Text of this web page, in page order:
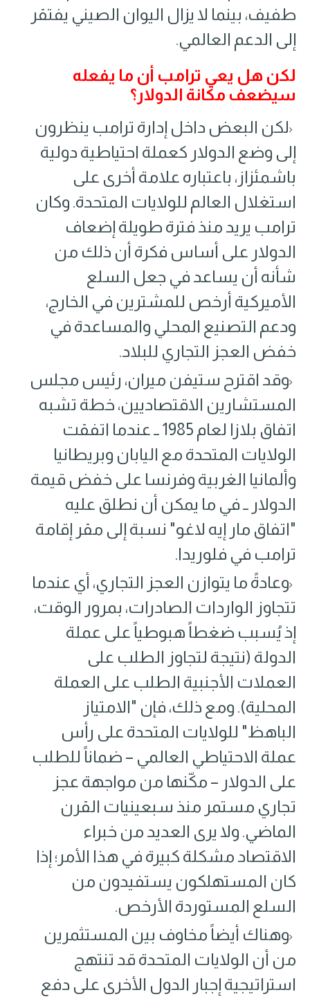
طفيف، بينما لا يزال اليوان الصيني يفتقر
إلى الدعم العالمي.
لكن هل يعي ترامب أن ما يفعله
سيضعف مكانة الدولار؟
لكن البعض داخل إدارة ترامب ينظرون
إلى وضع الدولار كعملة احتياطية دولية
باشمئزاز، باعتباره علامة أخرى على
استغلال العالم للولايات المتحدة. وكان
ترامب يريد منذ فترة طويلة إضعاف
الدولار على أساس فكرة أن ذلك من
شأنه أن يساعد في جعل السلع
الأميركية أرخص للمشترين في الخارج،
ودعم التصنيع المحلي والمساعدة في
خفض العجز التجاري للبلاد.
وقد اقترح ستيفن ميران، رئيس مجلس
المستشارين الاقتصاديين، خطة تشبه
اتفاق بلازا لعام 1985 ــ عندما اتفقت
الولايات المتحدة مع اليابان وبريطانيا
وألمانيا الغربية وفرنسا على خفض قيمة
الدولار ــ في ما يمكن أن نطلق عليه
"اتفاق مار إيه لاغو" نسبة إلى مقر إقامة
ترامب في فلوريدا.
وعادةً ما يتوازن العجز التجاري٬ أي عندما
تتجاوز الواردات الصادرات٬ بمرور الوقت،
إذ يُسبب ضغطاً هبوطياً على عملة
الدولة (نتيجة لتجاوز الطلب على
العملات الأجنبية الطلب على العملة
المحلية). ومع ذلك، فإن "الامتياز
الباهظ" للولايات المتحدة على رأس
عملة الاحتياطي العالمي – ضماناً للطلب
على الدولار – مكّنها من مواجهة عجز
تجاري مستمر منذ سبعينيات القرن
الماضي. ولا يرى العديد من خبراء
الاقتصاد مشكلة كبيرة في هذا الأمر؛ إذا
كان المستهلكون يستفيدون من
السلع المستوردة الأرخص.
وهناك أيضاً مخاوف بين المستثمرين
من أن الولايات المتحدة قد تنتهج
استراتيجية إجبار الدول الأخرى على دفع